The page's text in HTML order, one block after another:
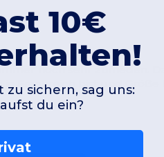
noch sehr zufrieden.
Frankreich bist und Größe
10€
zu sichern, sag uns:
du ein?